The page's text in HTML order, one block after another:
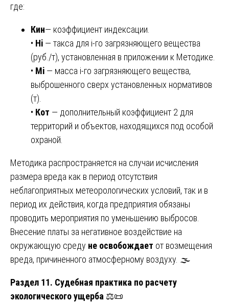
где:
Кин— коэффициент индексации.
• Нi — такса для i-го загрязняющего вещества
(руб./т), установленная в приложении к Методике.
• Мi — масса i-го загрязняющего вещества,
выброшенного сверх установленных нормативов
(т).
• Кот — дополнительный коэффициент 2 для
территорий и объектов, находящихся под особой
охраной.
Методика распространяется на случаи исчисления
размера вреда как в период отсутствия
неблагоприятных метеорологических условий, так и в
период их действия, когда предприятия обязаны
проводить мероприятия по уменьшению выбросов.
Внесение платы за негативное воздействие на
окружающую среду не освобождает от возмещения
вреда, причиненного атмосферному воздуху. 🌫️
Раздел 11. Судебная практика по расчету
экологического ущерба ⚖️📜